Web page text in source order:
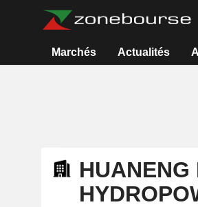
Marchés Actualités